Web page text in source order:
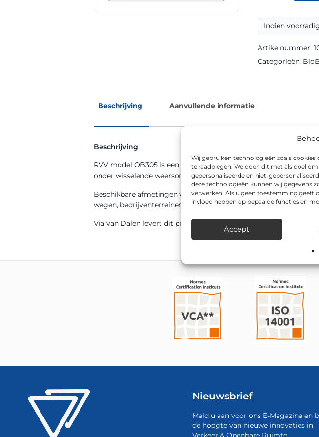
Wij gebruiken technologieën zoals
te raadplegen. We doen dit met als doel
gepersonaliseerde en niet-
deze technologieën kunnen wij gegevens
verwerken. Als u geen toestemming geeft
invloed hebben op bepaalde functies en
Accept
klasse
Sign
aantal
Indien
Artikelnummer:
Categorieën:
Beschrijving Aanvullende informatie
Beschrijving
RVV model OB305 is een onderbord in BioBased-uitvoering,
onder wisselende weersomstandigheden.
Beschikbare afmetingen voor dit model zijn onder andere
wegen, bedrijventerreinen, in woonwijken en bij tijdelijke
Via van Dalen levert dit product direct uit voorraad en verzorgt
Nieuwsbrief
Meld u aan voor ons E-Magazine en
de hoogte van nieuwe innovaties in
Verkeer & Openbare Ruimte.